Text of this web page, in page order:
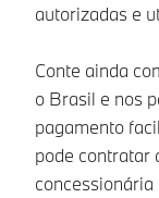
autorizadas e
Conte ainda
o Brasil e nos
pagamento
pode contratar